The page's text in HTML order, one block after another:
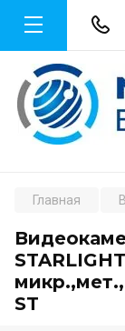
Главная
ST